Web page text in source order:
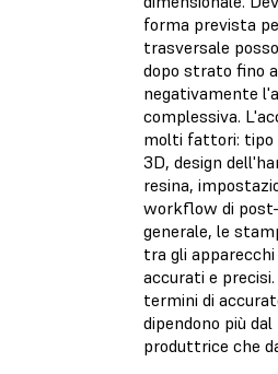
forma prevista
trasversale
dopo strato fino
negativamente
complessiva.
molti fattori: tipo
3D, design
resina,
workflow di
generale, le
tra gli
accurati e
termini di
dipendono più
produttrice che